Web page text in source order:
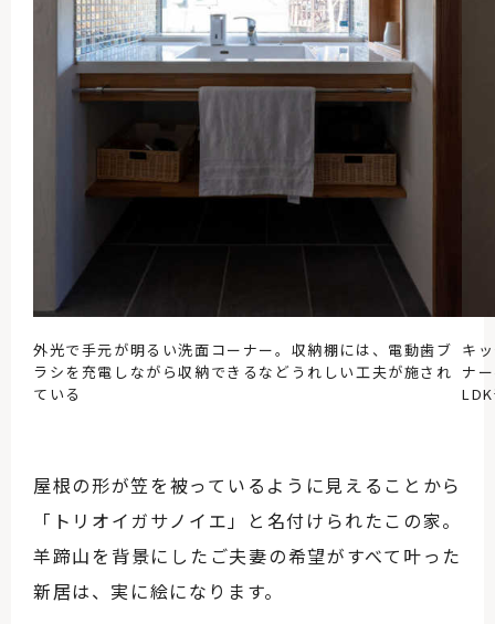
外光で手元が明るい洗面コーナー。収納棚には、電動歯ブ
ラシを充電しながら収納できるなどうれしい工夫が施され
ている
キ
ナ
屋根の形が笠を被っているように見えることから
「トリオイガサノイエ」と名付けられたこの家。
羊蹄山を背景にしたご夫妻の希望がすべて叶った
新居は、実に絵になります。